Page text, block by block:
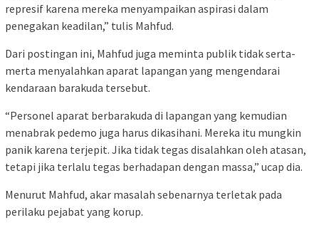
represif karena mereka menyampaikan aspirasi dalam
penegakan keadilan,” tulis Mahfud.
Dari postingan ini, Mahfud juga meminta publik tidak serta-
merta menyalahkan aparat lapangan yang mengendarai
kendaraan barakuda tersebut.
“Personel aparat berbarakuda di lapangan yang kemudian
menabrak pedemo juga harus dikasihani. Mereka itu mungkin
panik karena terjepit. Jika tidak tegas disalahkan oleh atasan,
tetapi jika terlalu tegas berhadapan dengan massa,” ucap dia.
Menurut Mahfud, akar masalah sebenarnya terletak pada
perilaku pejabat yang korup.